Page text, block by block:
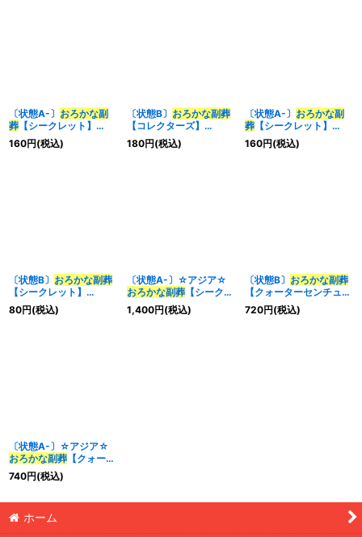
〔状態A-〕 おろかな副
葬 【シークレット】
{RATE-JP065}《魔法》
160円(税込)
〔状態B〕 おろかな副葬
【コレクターズ】
{RC03-JP039}《魔
法》
180円(税込)
〔状態A-〕 おろかな副
葬【シークレット】
{RC03-JP039}《魔
法》
160円(税込)
〔状態B〕 おろかな副葬
【シークレット】
{RC03-JP039}《魔
法》
80円(税込)
〔状態A-〕☆アジア☆
おろかな副葬【シークレ
ット】{アジアRATE-
JP065}《魔法》
1,400円(税込)
〔状態B〕 おろかな副葬
【クォーターセンチュリ
ーシークレット】
{QCAC-JP093}《魔
720円(税込)
〔状態A-〕☆アジア☆
おろかな副葬 【クォータ
ーセンチュリーシークレ
ット】{アジアQCAC-
740円(税込)
ホーム